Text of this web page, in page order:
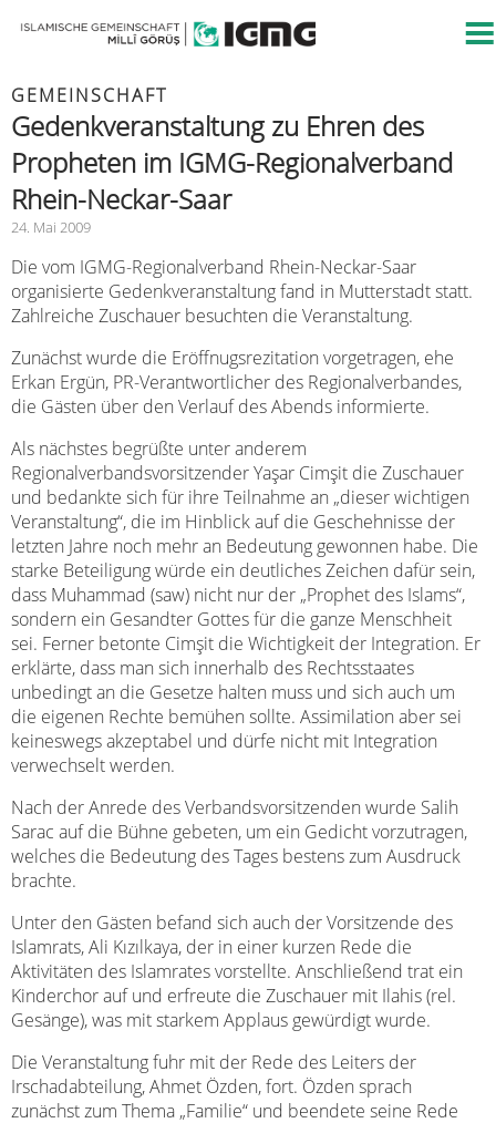
GEMEINSCHAFT
Gedenkveranstaltung zu Ehren des
Propheten im IGMG-Regionalverband
Rhein-Neckar-Saar
24. Mai 2009
Die vom IGMG-Regionalverband Rhein-Neckar-Saar
organisierte Gedenkveranstaltung fand in Mutterstadt statt.
Zahlreiche Zuschauer besuchten die Veranstaltung.
Zunächst wurde die Eröffnugsrezitation vorgetragen, ehe
Erkan Ergün, PR-Verantwortlicher des Regionalverbandes,
die Gästen über den Verlauf des Abends informierte.
Als nächstes begrüßte unter anderem
Regionalverbandsvorsitzender Yaşar Cimşit die Zuschauer
und bedankte sich für ihre Teilnahme an „dieser wichtigen
Veranstaltung“, die im Hinblick auf die Geschehnisse der
letzten Jahre noch mehr an Bedeutung gewonnen habe. Die
starke Beteiligung würde ein deutliches Zeichen dafür sein,
dass Muhammad (saw) nicht nur der „Prophet des Islams“,
sondern ein Gesandter Gottes für die ganze Menschheit
sei. Ferner betonte Cimşit die Wichtigkeit der Integration. Er
erklärte, dass man sich innerhalb des Rechtsstaates
unbedingt an die Gesetze halten muss und sich auch um
die eigenen Rechte bemühen sollte. Assimilation aber sei
keineswegs akzeptabel und dürfe nicht mit Integration
verwechselt werden.
Nach der Anrede des Verbandsvorsitzenden wurde Salih
Sarac auf die Bühne gebeten, um ein Gedicht vorzutragen,
welches die Bedeutung des Tages bestens zum Ausdruck
brachte.
Unter den Gästen befand sich auch der Vorsitzende des
Islamrats, Ali Kızılkaya, der in einer kurzen Rede die
Aktivitäten des Islamrates vorstellte. Anschließend trat ein
Kinderchor auf und erfreute die Zuschauer mit Ilahis (rel.
Gesänge), was mit starkem Applaus gewürdigt wurde.
Die Veranstaltung fuhr mit der Rede des Leiters der
Irschadabteilung, Ahmet Özden, fort. Özden sprach
zunächst zum Thema „Familie“ und beendete seine Rede